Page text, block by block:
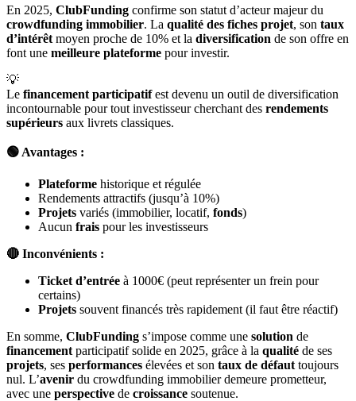
En 2025, ClubFunding confirme son statut d’acteur majeur du
crowdfunding immobilier. La qualité des fiches projet, son taux
d’intérêt moyen proche de 10% et la diversification de son offre en
font une meilleure plateforme pour investir.
💡
Le financement participatifest devenu un outil de diversification
incontournable pour tout investisseur cherchant des rendements
supérieurs aux livrets classiques.
🟢 Avantages :
Plateforme historique et régulée
Rendements attractifs (jusqu’à 10%)
Projets variés (immobilier, locatif, fonds)
Aucun frais pour les investisseurs
🔴 Inconvénients :
Ticket d’entrée à 1000€ (peut représenter un frein pour
certains)
Projets souvent financés très rapidement (il faut être réactif)
En somme, ClubFunding s’impose comme une solution de
financement participatif solide en 2025, grâce à la qualité de ses
projets, ses performances élevées et son taux de défaut toujours
nul. L’avenir du crowdfunding immobilier demeure prometteur,
avec une perspective de croissance soutenue.